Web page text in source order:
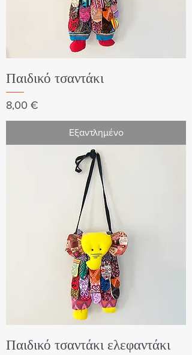
Παιδικό τσαντάκι
Τιμή
8,00 €
Εξαντλημένο
Παιδικό τσαντάκι ελεφαντάκι